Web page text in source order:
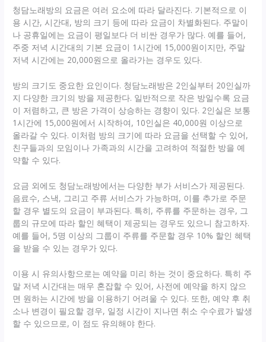
청담노래방의 요금은 여러 요소에 따라 달라진다. 기본적으로 이
용 시간, 시간대, 방의 크기 등에 따라 요금이 차별화된다. 주말이
나 공휴일에는 요금이 평일보다 더 비싼 경우가 많다. 예를 들어,
주중 저녁 시간대의 기본 요금이 1시간에 15,000원이지만, 주말
저녁 시간에는 20,000원으로 올라가는 경우도 있다.
방의 크기도 중요한 요인이다. 청담노래방은 2인실부터 20인실까
지 다양한 크기의 방을 제공한다. 일반적으로 작은 방일수록 요금
이 저렴하고, 큰 방은 가격이 상승하는 경향이 있다. 2인실은 보통
1시간에 15,000원에서 시작하여, 10인실은 40,000원 이상으로
올라갈 수 있다. 이처럼 방의 크기에 따라 요금을 선택할 수 있어,
친구들과의 모임이나 가족과의 시간을 고려하여 적절한 방을 예
약할 수 있다.
요금 외에도 청담노래방에서는 다양한 부가 서비스가 제공된다.
음료수, 스낵, 그리고 주류 서비스가 가능하며, 이를 추가로 주문
할 경우 별도의 요금이 부과된다. 특히, 주류를 주문하는 경우, 그
룹의 규모에 따라 할인 혜택이 제공되는 경우도 있으니 참고하자.
예를 들어, 5명 이상의 그룹이 주류를 주문할 경우 10% 할인 혜택
을 받을 수 있는 경우가 있다.
이용 시 유의사항으로는 예약을 미리 하는 것이 중요하다. 특히 주
말 저녁 시간대는 매우 혼잡할 수 있어, 사전에 예약을 하지 않으
면 원하는 시간에 방을 이용하기 어려울 수 있다. 또한, 예약 후 취
소나 변경이 필요할 경우, 일정 시간이 지나면 취소 수수료가 발생
할 수 있으므로, 이 점도 유의해야 한다.